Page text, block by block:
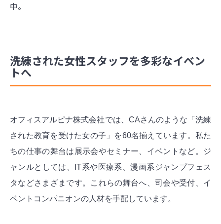
中。
洗練された女性スタッフを多彩なイベン
トへ
オフィスアルピナ株式会社では、CAさんのような「洗練
された教育を受けた女の子」を60名揃えています。私た
ちの仕事の舞台は展示会やセミナー、イベントなど。ジ
ャンルとしては、IT系や医療系、漫画系ジャンプフェス
タなどさまざまです。これらの舞台へ、司会や受付、イ
ベントコンパニオンの人材を手配しています。